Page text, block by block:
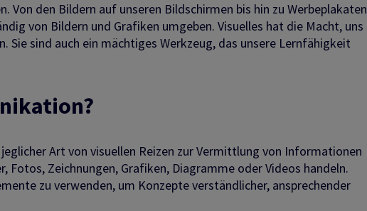
Von den Bildern auf unseren Bildschirmen bis hin zu Werbeplakaten
von Bildern und Grafiken umgeben. Visuelles hat die Macht, uns
Sie sind auch ein mächtiges Werkzeug, das unsere Lernfähigkeit
Art von visuellen Reizen zur Vermittlung von Informationen
Fotos, Zeichnungen, Grafiken, Diagramme oder Videos handeln.
zu verwenden, um Konzepte verständlicher, ansprechender